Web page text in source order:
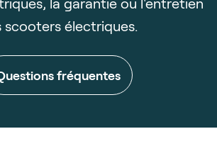
scooters électriques.
fréquentes